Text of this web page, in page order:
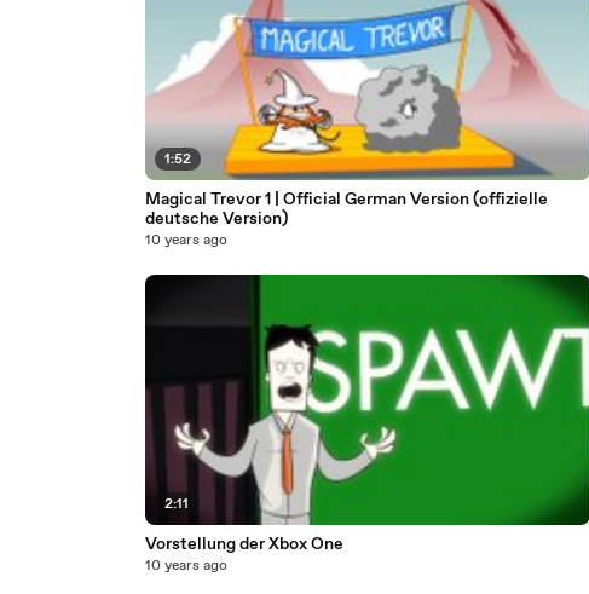
1:52
Magical Trevor 1 | Official German Version (offizielle
deutsche Version)
10 years ago
2:11
Vorstellung der Xbox One
10 years ago